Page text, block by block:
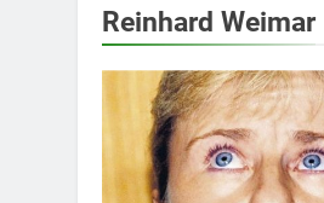
Reinhard Weimar